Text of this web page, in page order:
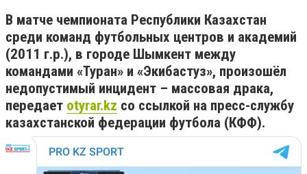
В матче чемпионата Республики Казахстан
среди команд футбольных центров и академий
(2011 г.р.), в городе Шымкент между
командами «Туран» и «Экибастуз», произошёл
недопустимый инцидент – массовая драка,
передает otyrar.kz со ссылкой на пресс-службу
казахстанской федерации футбола (КФФ).